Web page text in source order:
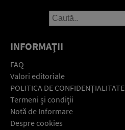
INFORMAŢII
FAQ
Valori editoriale
POLITICA DE CONFIDENŢIALITATE
Termeni şi condiţii
Notă de Informare
Despre cookies